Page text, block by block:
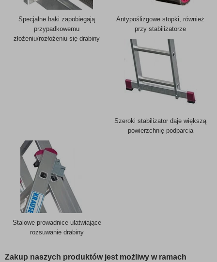
Specjalne haki zapobiegają
przypadkowemu
złożeniu/rozłożeniu się drabiny
Antypośliżgowe stopki, również
przy stabilizatorze
Szeroki stabilizator daje większą
powierzchnię podparcia
Stalowe prowadnice ułatwiające
rozsuwanie drabiny
Zakup naszych produktów jest możliwy w ramach